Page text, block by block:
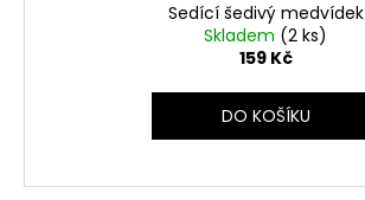
Sedící šedivý medvídek
Skladem (2 ks)
159 Kč
DO KOŠÍKU